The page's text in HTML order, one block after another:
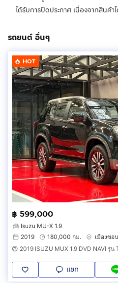
ได้รับการปิดประกาศ เนื่องจากสินค้า
รถยนต์ อื่นๆ
HOT
฿ 599,000
Isuzu MU-X 1.9
2019
180,000 กม.
เมืองข
แชท